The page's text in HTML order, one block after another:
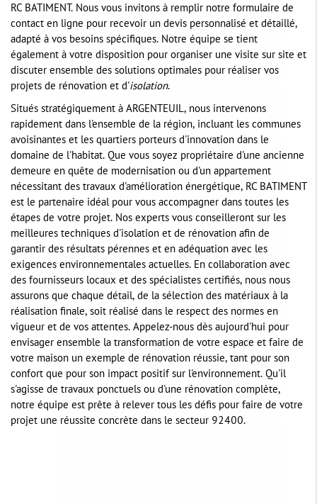
RC BATIMENT. Nous vous invitons à remplir notre formulaire de
contact en ligne pour recevoir un devis personnalisé et détaillé,
adapté à vos besoins spécifiques. Notre équipe se tient
également à votre disposition pour organiser une visite sur site et
discuter ensemble des solutions optimales pour réaliser vos
projets de rénovation et d' isolation.
Situés stratégiquement à ARGENTEUIL, nous intervenons
rapidement dans l'ensemble de la région, incluant les communes
avoisinantes et les quartiers porteurs d'innovation dans le
domaine de l'habitat. Que vous soyez propriétaire d'une ancienne
demeure en quête de modernisation ou d'un appartement
nécessitant des travaux d'amélioration énergétique, RC BATIMENT
est le partenaire idéal pour vous accompagner dans toutes les
étapes de votre projet. Nos experts vous conseilleront sur les
meilleures techniques d'isolation et de rénovation afin de
garantir des résultats pérennes et en adéquation avec les
exigences environnementales actuelles. En collaboration avec
des fournisseurs locaux et des spécialistes certifiés, nous nous
assurons que chaque détail, de la sélection des matériaux à la
réalisation finale, soit réalisé dans le respect des normes en
vigueur et de vos attentes. Appelez-nous dès aujourd'hui pour
envisager ensemble la transformation de votre espace et faire de
votre maison un exemple de rénovation réussie, tant pour son
confort que pour son impact positif sur l'environnement. Qu'il
s'agisse de travaux ponctuels ou d'une rénovation complète,
notre équipe est prête à relever tous les défis pour faire de votre
projet une réussite concrète dans le secteur 92400.